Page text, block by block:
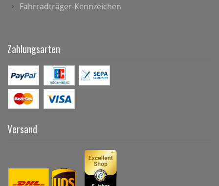
Fahrradträger-Kennzeichen
Zahlungsarten
Versand